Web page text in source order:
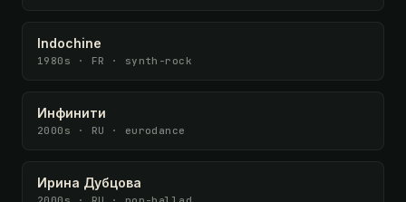
Indochine
1980s · FR · synth-rock
Инфинити
2000s · RU · eurodance
Ирина Дубцова